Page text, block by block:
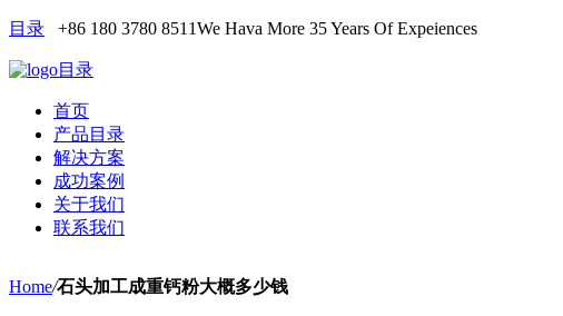
目录 +86 180 3780 8511We Hava More 35 Years Of Expeiences
目录
首页
产品目录
解决方案
成功案例
关于我们
联系我们
Home/石头加工成重钙粉大概多少钱